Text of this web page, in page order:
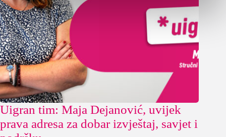
Uigran tim: Maja Dejanović, uvijek
prava adresa za dobar izvještaj, savjet i